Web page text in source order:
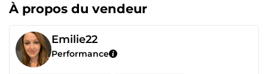
À propos du vendeur
Emilie22
Performance